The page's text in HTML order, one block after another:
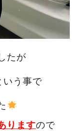
たが
いう事で
りますので